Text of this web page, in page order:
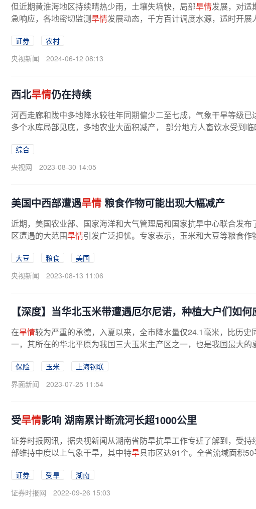
但近期黄淮海地区持续晴热少雨，土壤失墒快，局部旱情发展，对适
急响应，各地密切监测旱情发展动态，千方百计调度水源，适时开
证券
农村
央视新闻
2024-06-12 08:13
西北旱情仍在持续
河西走廊和陇中多地降水较往年同期偏少二至七成，气象干旱等级已
多个水库局部见底，多地农业大面积减产， 部分地方人畜饮水受到
综合
央视网
2023-08-30 14:05
美国中西部遭遇旱情 粮食作物可能出现大幅减产
近期，美国农业部、国家海洋和大气管理局和国家抗旱中心联合发
区遭遇的大范围旱情引发广泛担忧。专家表示，玉米和大豆等粮食作
大豆 粮食
美国
央视新闻
2023-08-13 11:06
【深度】当华北玉米带遭遇厄尔尼诺，种植大户们如何
在旱情较为严重的承德，入夏以来，全市降水量仅24.1毫米，比历
一，其所在的华北平原为我国三大玉米主产区之一，也是我国最大
保险 玉米
上海钢联
界面新闻
2023-07-25 11:54
受旱情影响 湖南累计断流河长超1000公里
证券时报网讯，据央视新闻从湖南省防旱抗旱工作专班了解到，受持
部维持中度以上气象干旱，其中特旱县市区达91个。全省流域面积
证券 受旱
湖南
证券时报网
2022-09-26 15:03